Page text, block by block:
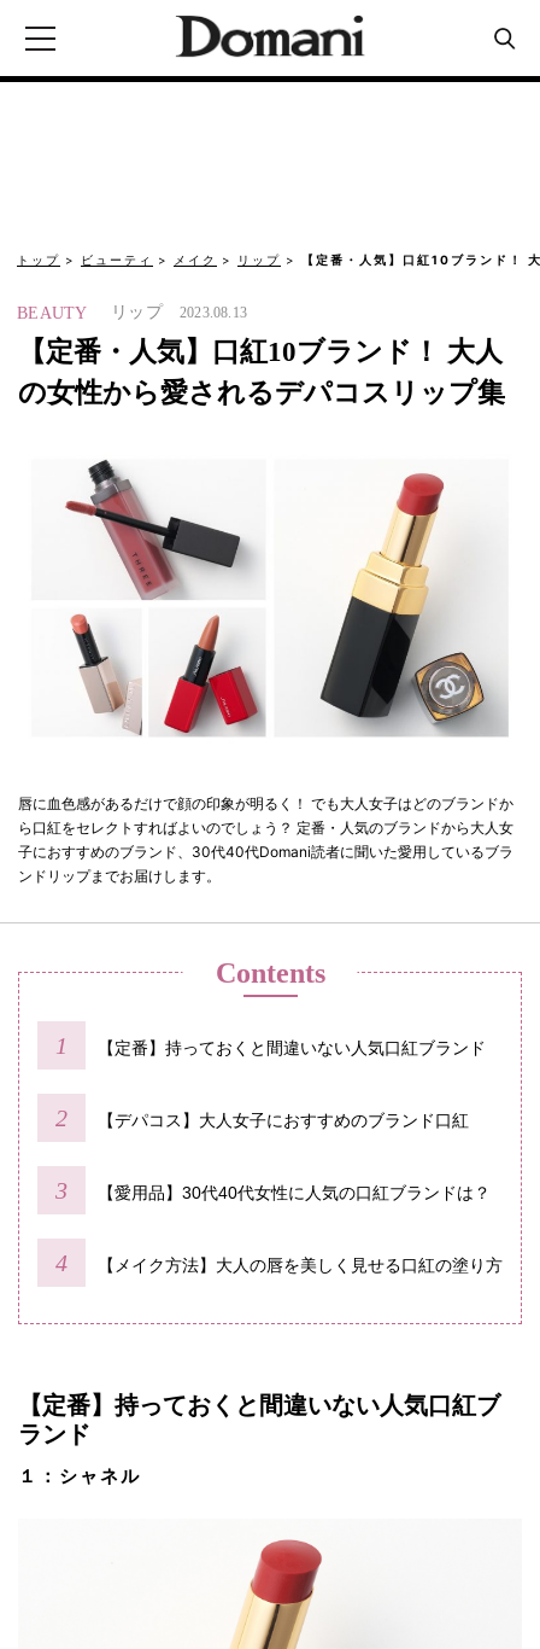
トップ ビューティ メイク リップ 【定番・人気】口紅10ブランド！
BEAUTY リップ 2023.08.13
【定番・人気】口紅10ブランド！ 大人
の女性から愛されるデパコスリップ集
唇に血色感があるだけで顔の印象が明るく！ でも大人女子はどのブランドか
ら口紅をセレクトすればよいのでしょう？ 定番・人気のブランドから大人女
子におすすめのブランド、30代40代Domani読者に聞いた愛用しているブラ
ンドリップまでお届けします。
Contents
【定番】持っておくと間違いない人気口紅ブランド
【デパコス】大人女子におすすめのブランド口紅
【愛用品】30代40代女性に人気の口紅ブランドは？
【メイク方法】大人の唇を美しく見せる口紅の塗り方
【定番】持っておくと間違いない人気口紅ブ
ランド
１：シャネル